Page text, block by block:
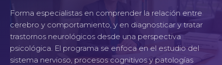
Forma especialistas en comprender la relación entre
cerebro y comportamiento, y en diagnosticar y tratar
trastornos neurológicos desde una perspectiva
psicológica. El programa se enfoca en el estudio del
sistema nervioso, procesos cognitivos y patologías